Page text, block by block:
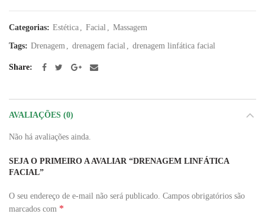
Categorias: Estética , Facial , Massagem
Tags: Drenagem , drenagem facial , drenagem linfática facial
Share
AVALIAÇÕES (0)
Não há avaliações ainda.
SEJA O PRIMEIRO A AVALIAR “DRENAGEM LINFÁTICA
FACIAL”
O seu endereço de e-mail não será publicado. Campos obrigatórios são
marcados com *